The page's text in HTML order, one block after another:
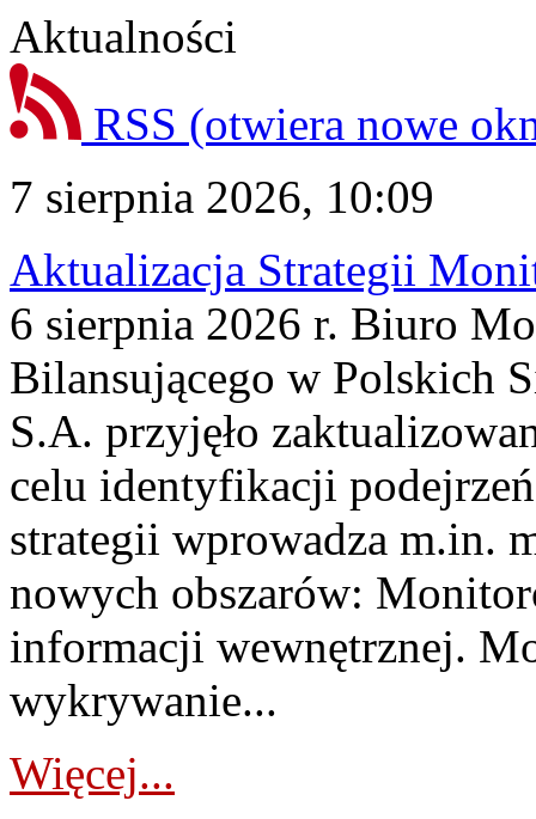
Aktualności
RSS (otwiera nowe
7 sierpnia 2026, 10:09
Aktualizacja Strategii
6 sierpnia 2026 r. Biuro
Bilansującego w Polskich
S.A. przyjęło
celu identyfikacji
strategii wprowadza m.in.
nowych obszarów:
informacji wewnętrznej.
wykrywanie...
Więcej...